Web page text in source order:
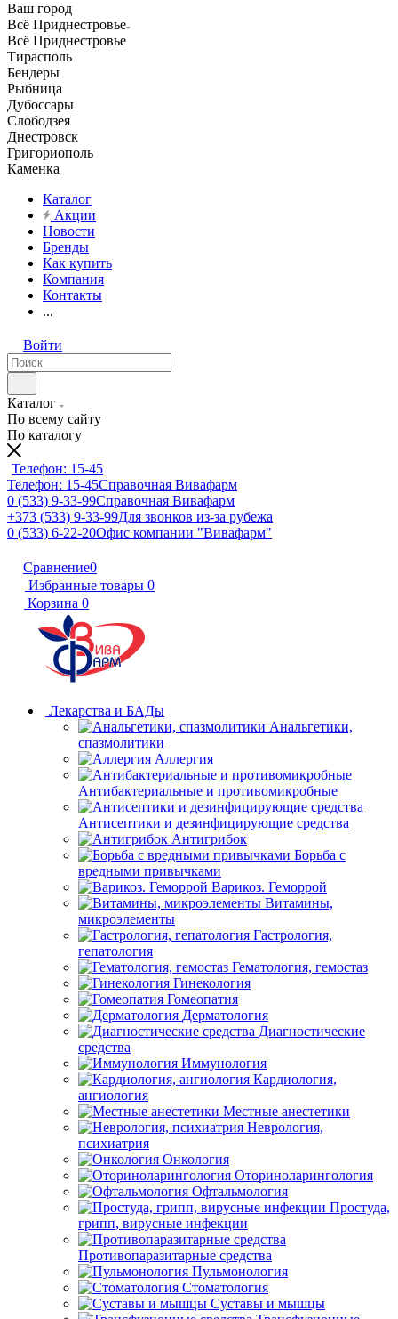
Ваш город
Всё Приднестровье
Всё Приднестровье
Тирасполь
Бендеры
Рыбница
Дубоссары
Слободзея
Днестровск
Григориополь
Каменка
Каталог
Акции
Новости
Бренды
Как купить
Компания
Контакты
...
Войти
Каталог
По всему сайту
По каталогу
Телефон: 15-45
Телефон: 15-45Справочная Вивафарм
0 (533) 9-33-99Справочная Вивафарм
+373 (533) 9-33-99Для звонков из-за рубежа
0 (533) 6-22-20Офис компании "Вивафарм"
Сравнение0
Избранные товары 0
Корзина 0
Лекарства и БАДы
Анальгетики,
спазмолитики
Аллергия
Антибактериальные и противомикробные
Антисептики и дезинфицирующие средства
Антигрибок
Борьба с
вредными привычками
Варикоз. Геморрой
Витамины,
микроэлементы
Гастрология,
гепатология
Гематология, гемостаз
Гинекология
Гомеопатия
Дерматология
Диагностические
средства
Иммунология
Кардиология,
ангиология
Местные анестетики
Неврология,
психиатрия
Онкология
Оториноларингология
Офтальмология
Простуда,
грипп, вирусные инфекции
Противопаразитарные средства
Пульмонология
Стоматология
Суставы и мышцы